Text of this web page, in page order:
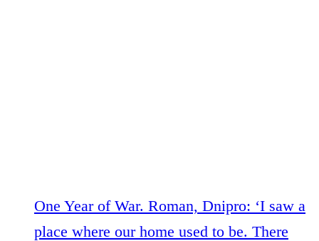
One Year of War. Roman, Dnipro: ‘I saw a
place where our home used to be. There